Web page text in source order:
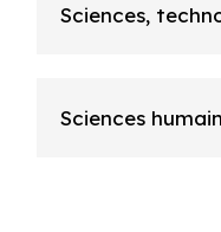
Sciences,
Sciences